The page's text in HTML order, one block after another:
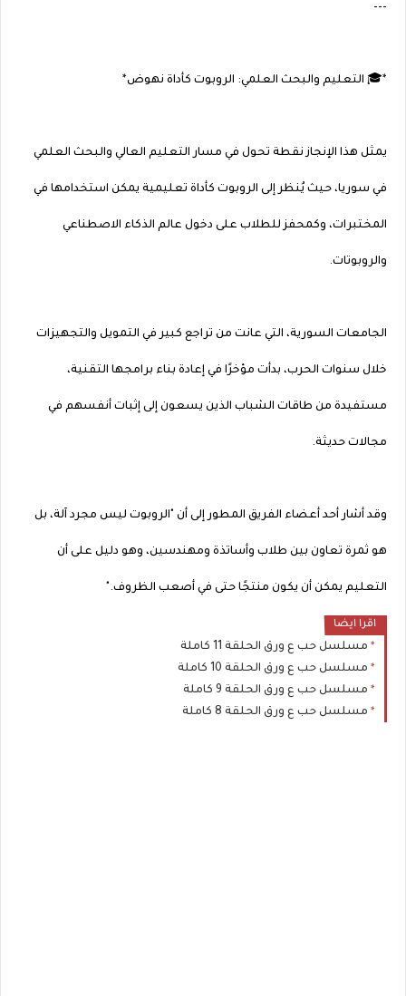
---
*🎓 التعليم والبحث العلمي: الروبوت كأداة نهوض*
يمثل هذا الإنجاز نقطة تحول في مسار التعليم العالي والبحث العلمي
في سوريا، حيث يُنظر إلى الروبوت كأداة تعليمية يمكن استخدامها في
المختبرات، وكمحفز للطلاب على دخول عالم الذكاء الاصطناعي
والروبوتات.
الجامعات السورية، التي عانت من تراجع كبير في التمويل والتجهيزات
خلال سنوات الحرب، بدأت مؤخرًا في إعادة بناء برامجها التقنية،
مستفيدة من طاقات الشباب الذين يسعون إلى إثبات أنفسهم في
مجالات حديثة.
وقد أشار أحد أعضاء الفريق المطور إلى أن "الروبوت ليس مجرد آلة، بل
هو ثمرة تعاون بين طلاب وأساتذة ومهندسين، وهو دليل على أن
التعليم يمكن أن يكون منتجًا حتى في أصعب الظروف."
اقرا ايضا
مسلسل حب ع ورق الحلقة 11 كاملة
مسلسل حب ع ورق الحلقة 10 كاملة
مسلسل حب ع ورق الحلقة 9 كاملة
مسلسل حب ع ورق الحلقة 8 كاملة